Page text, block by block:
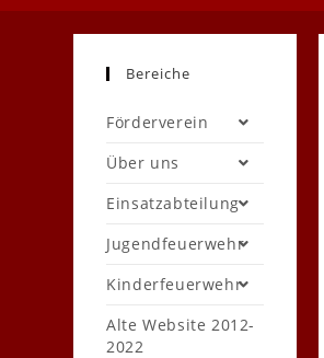
Bereiche
Förderverein
Über uns
Einsatzabteilung
Jugendfeuerwehr
Kinderfeuerwehr
Alte Website 2012-
2022